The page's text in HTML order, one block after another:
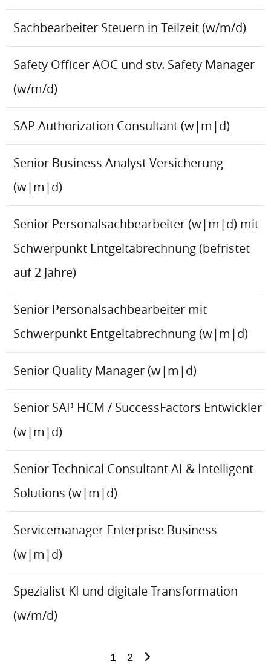
Sachbearbeiter Steuern in Teilzeit (w/m/d)
Safety Officer AOC und stv. Safety Manager
(w/m/d)
SAP Authorization Consultant (w|m|d)
Senior Business Analyst Versicherung
(w|m|d)
Senior Personalsachbearbeiter (w|m|d) mit
Schwerpunkt Entgeltabrechnung (befristet
auf 2 Jahre)
Senior Personalsachbearbeiter mit
Schwerpunkt Entgeltabrechnung (w|m|d)
Senior Quality Manager (w|m|d)
Senior SAP HCM / SuccessFactors Entwickler
(w|m|d)
Senior Technical Consultant AI & Intelligent
Solutions (w|m|d)
Servicemanager Enterprise Business
(w|m|d)
Spezialist KI und digitale Transformation
(w/m/d)
1 2